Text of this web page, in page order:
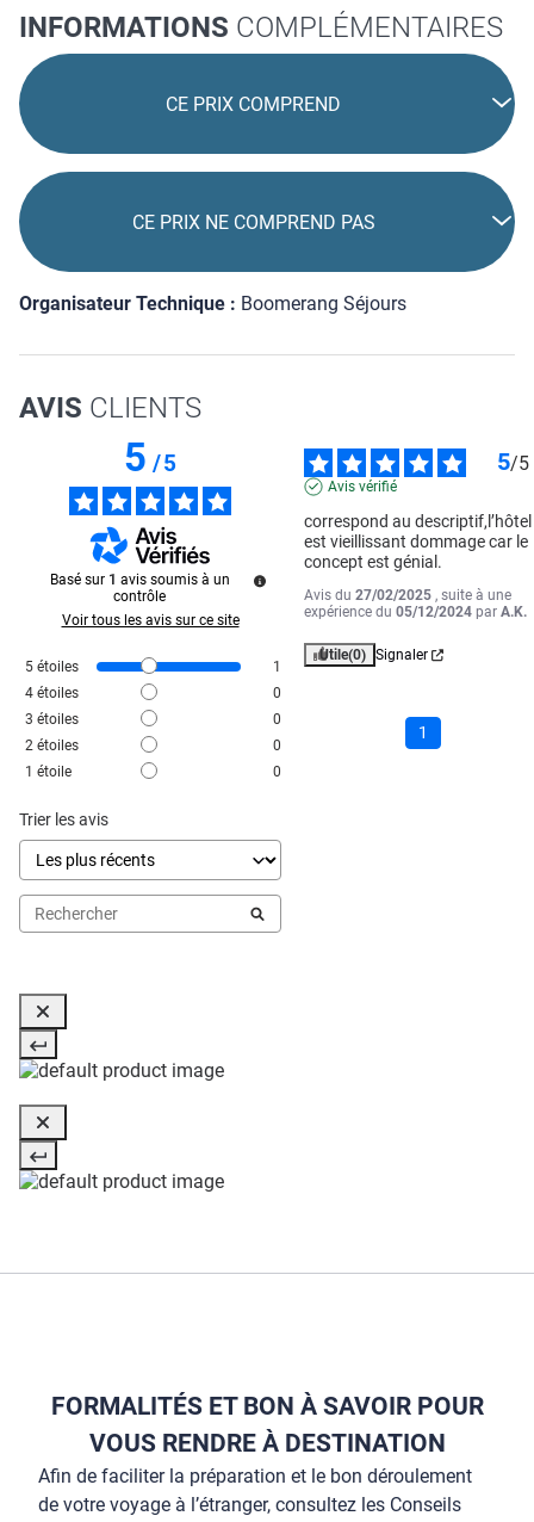
INFORMATIONS COMPLÉMENTAIRES
CE PRIX COMPREND
CE PRIX NE COMPREND PAS
Organisateur Technique : Boomerang Séjours
AVIS CLIENTS
5/5
Basé sur 1 avis soumis à un
contrôle
Voir tous les avis sur ce site
5 étoiles
1
4 étoiles
0
3 étoiles
0
2 étoiles
0
1 étoile 0
Trier les avis
5/5
Avis vérifié
correspond au descriptif,l’hôtel
est vieillissant dommage car le
concept est génial.
Avis du27/02/2025 , suite à une
expérience du05/12/2024 parA.K.
Utile(0) Signaler
1
FORMALITÉS ET BON À SAVOIR POUR
VOUS RENDRE À DESTINATION
Afin de faciliter la préparation et le bon déroulement
de votre voyage à l’étranger, consultez les Conseils